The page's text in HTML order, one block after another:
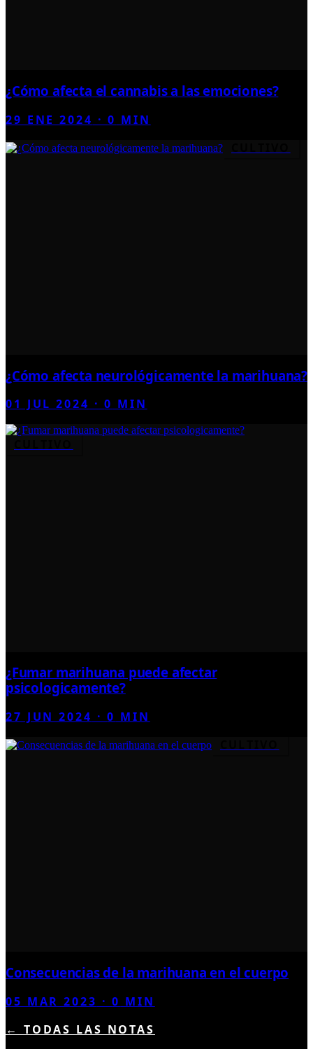
¿Cómo afecta el cannabis a las emociones?
29 ENE 2024 ·0 MIN
¿Cómo afecta neurológicamente la marihuana?
01 JUL 2024 ·0 MIN
¿Fumar marihuana puede afectar
psicologicamente?
27 JUN 2024 ·0 MIN
Consecuencias de la marihuana en el cuerpo
05 MAR 2023 ·0 MIN
← TODAS LAS NOTAS